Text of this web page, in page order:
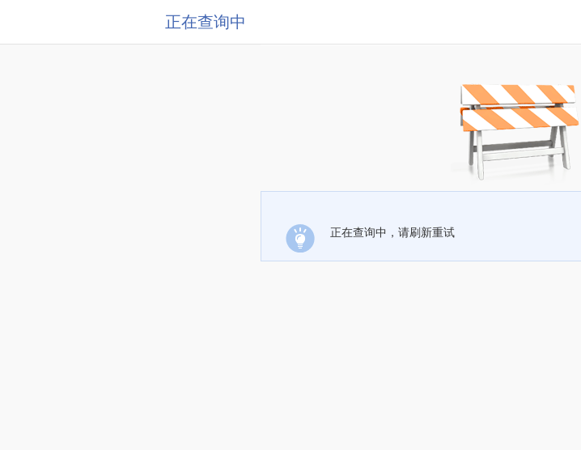
正在查询中
正在查询中，请刷新重试